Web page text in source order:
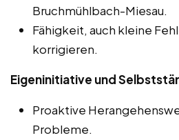
Bruchmühlbach-Miesau.
Fähigkeit, auch kleine
korrigieren.
Eigeninitiative und
Proaktive
Probleme.